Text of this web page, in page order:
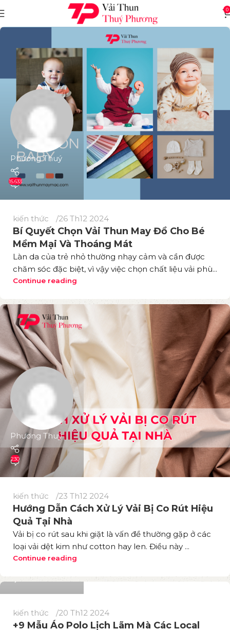
0
Phương Thuý
15.633
kiến thức 26 Th12 2024
Bí Quyết Chọn Vải Thun May Đồ Cho Bé
Mềm Mại Và Thoáng Mát
Làn da của trẻ nhỏ thường nhạy cảm và cần được
chăm sóc đặc biệt, vì vậy việc chọn chất liệu vải phù...
Continue reading
Phương Thuý
230
kiến thức 23 Th12 2024
Hướng Dẫn Cách Xử Lý Vải Bị Co Rút Hiệu
Quả Tại Nhà
Vải bị co rút sau khi giặt là vấn đề thường gặp ở các
loại vải dệt kim như cotton hay len. Điều này ...
Continue reading
Phương Thuý
kiến thức 20 Th12 2024
+9 Mẫu Áo Polo Lịch Lãm Mà Các Local